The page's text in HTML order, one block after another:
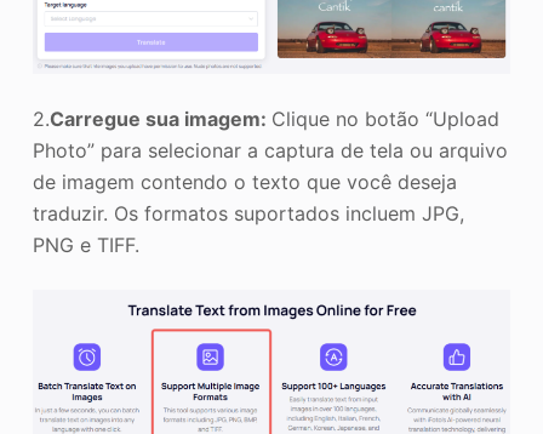
2.Carregue sua imagem: Clique no botão “Upload
Photo” para selecionar a captura de tela ou arquivo
de imagem contendo o texto que você deseja
traduzir. Os formatos suportados incluem JPG,
PNG e TIFF.